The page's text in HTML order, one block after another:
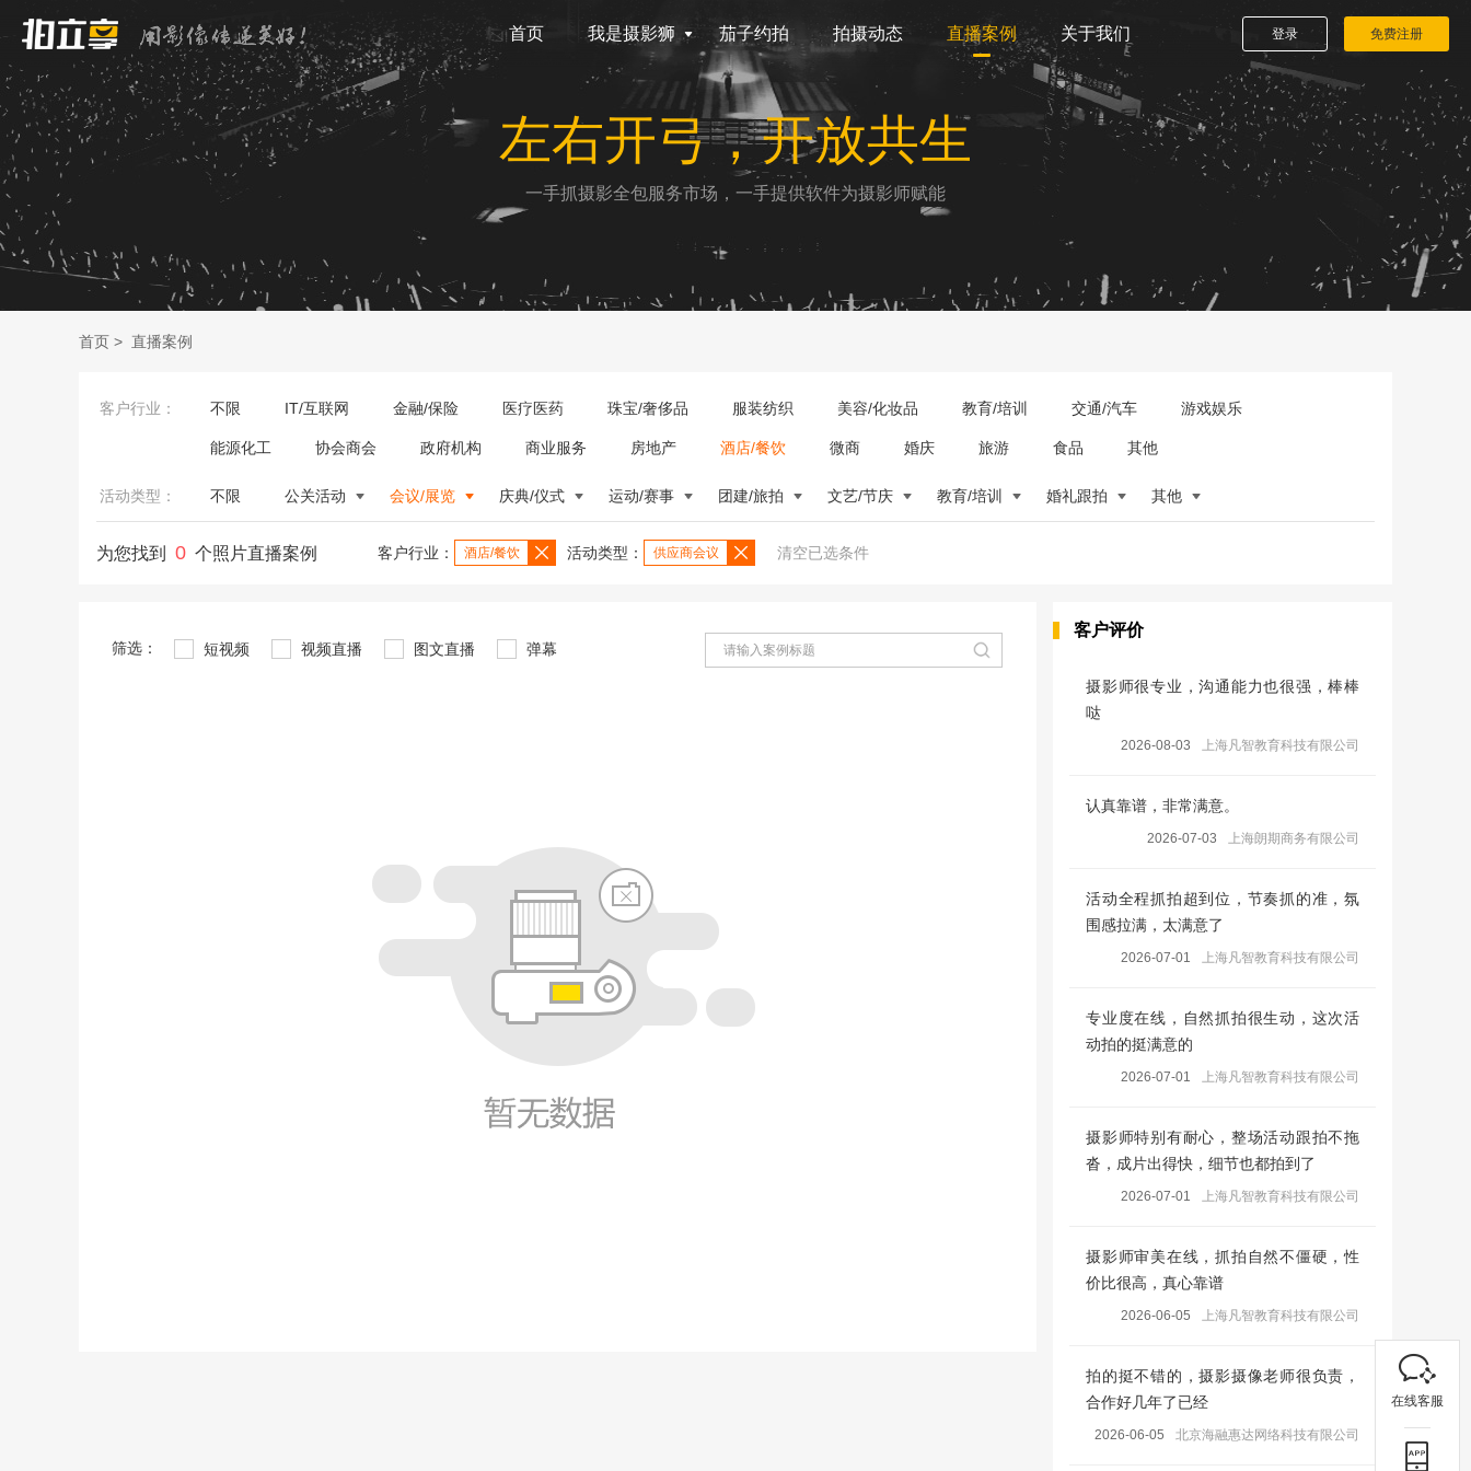
首页 我是摄影狮 茄子约拍 拍摄动态 直播案例 关于我们 登录 免费注册
左右开弓，开放共生
一手抓摄影全包服务市场，一手提供软件为摄影师赋能
首页 > 直播案例
客户行业： 不限 IT/互联网 金融/保险 医疗医药 珠宝/奢侈品 服装纺织 美容/化妆品 教育/培训 交通/汽车 游戏娱乐
能源化工 协会商会 政府机构 商业服务 房地产 酒店/餐饮 微商 婚庆 旅游 食品 其他
活动类型： 不限 公关活动 会议/展览 庆典/仪式 运动/赛事 团建/旅拍 文艺/节庆 教育/培训 婚礼跟拍 其他
为您找到 0 个照片直播案例 客户行业： 酒店/餐饮 活动类型： 供应商会议 清空已选条件
筛选： 短视频 视频直播 图文直播 弹幕
客户评价
摄影师很专业，沟通能力也很强，棒棒
哒
2026-08-03 上海凡智教育科技有限公司
认真靠谱，非常满意。
2026-07-03 上海朗期商务有限公司
活动全程抓拍超到位，节奏抓的准，氛
围感拉满，太满意了
2026-07-01 上海凡智教育科技有限公司
专业度在线，自然抓拍很生动，这次活
动拍的挺满意的
2026-07-01 上海凡智教育科技有限公司
摄影师特别有耐心，整场活动跟拍不拖
沓，成片出得快，细节也都拍到了
2026-07-01 上海凡智教育科技有限公司
摄影师审美在线，抓拍自然不僵硬，性
价比很高，真心靠谱
2026-06-05 上海凡智教育科技有限公司
拍的挺不错的，摄影摄像老师很负责，
合作好几年了已经
2026-06-05 北京海融惠达网络科技有限公司
在线客服